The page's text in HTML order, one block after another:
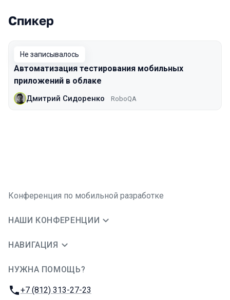
Выступления в сезоне 2019 Piter
Спикер
Не записывалось
Автоматизация тестирования мобильных
приложений в облаке
Дмитрий Сидоренко RoboQA
Конференция по мобильной разработке
НАШИ КОНФЕРЕНЦИИ
НАВИГАЦИЯ
НУЖНА ПОМОЩЬ?
Телефон:
+7 (812) 313-27-23